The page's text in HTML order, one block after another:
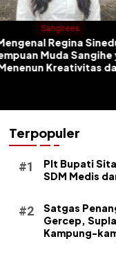
Berita
Dari Semarang ke
Lawo, Profil Maria
dan Pengabdian untuk
Terpopuler
​Plt Bupati
SDM Medis
Satgas
Gercep,
Kampung-